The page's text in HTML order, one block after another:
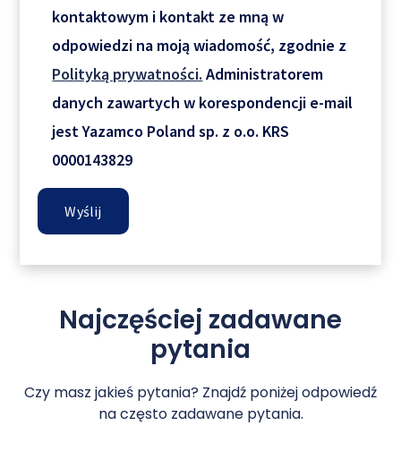
kontaktowym i kontakt ze mną w
odpowiedzi na moją wiadomość, zgodnie z
Polityką prywatności. Administratorem
danych zawartych w korespondencji e-mail
jest Yazamco Poland sp. z o.o. KRS
0000143829
Najczęściej zadawane
pytania
Czy masz jakieś pytania? Znajdź poniżej odpowiedź
na często zadawane pytania.